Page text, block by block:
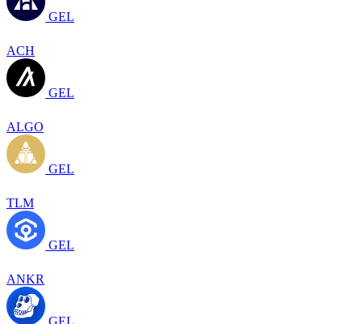
GEL
ACH
GEL
ALGO
GEL
TLM
GEL
ANKR
GEL